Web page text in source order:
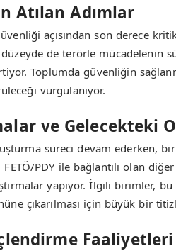
Atılan Adımlar
açısından son derece
de terörle mücadelenin
Toplumda güvenliğin
vurgulanıyor.
ve Gelecekteki
süreci devam ederken,
PDY ile bağlantılı olan
yapıyor. İlgili birimler,
çıkarılması için büyük bir
Faaliyetleri